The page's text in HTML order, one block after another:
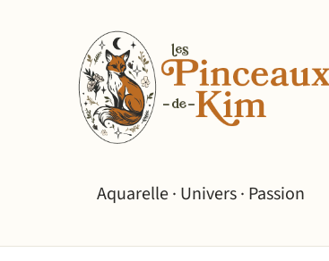
Aquarelle · Univers · Passion